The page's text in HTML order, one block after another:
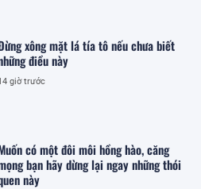
xông mặt lá tía tô nếu chưa biết
điều này
giờ trước
có một đôi môi hồng hào, căng
bạn hãy dừng lại ngay những thói
này